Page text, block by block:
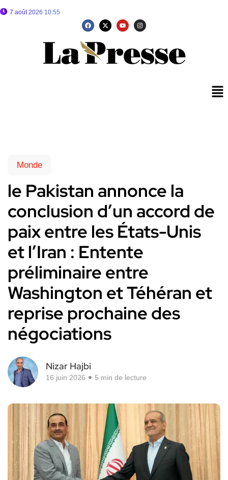
7 août 2026 10:55
Monde
le Pakistan annonce la
conclusion d’un accord de
paix entre les États-Unis
et l’Iran : Entente
préliminaire entre
Washington et Téhéran et
reprise prochaine des
négociations
Nizar Hajbi
16 juin 2026 5 min de lecture